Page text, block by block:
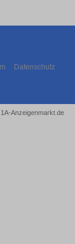
Datenschutz
Anzeigenmarkt.de